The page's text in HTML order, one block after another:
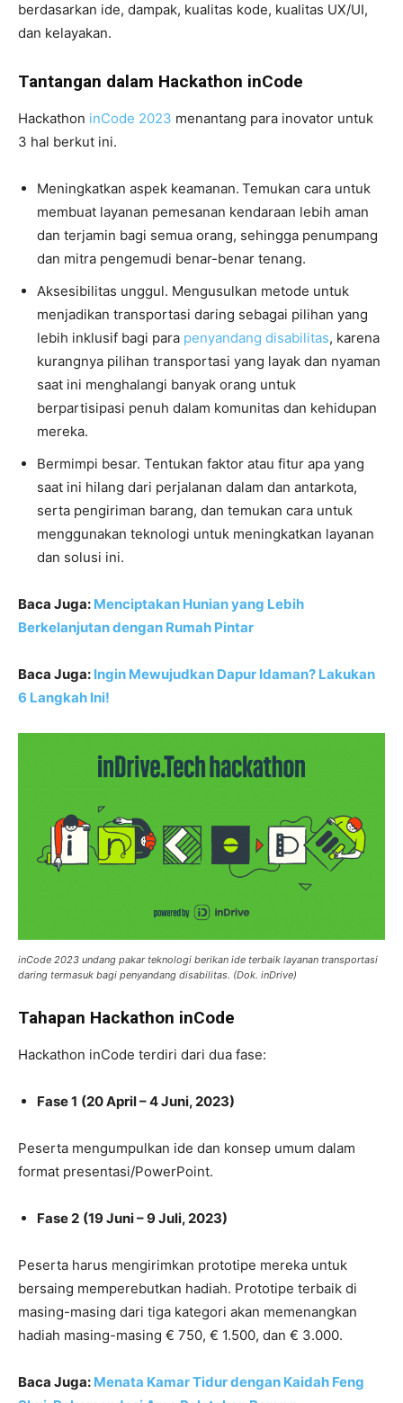
berdasarkan ide, dampak, kualitas kode, kualitas UX/UI,
dan kelayakan.
Tantangan dalam Hackathon inCode
Hackathon inCode 2023 menantang para inovator untuk
3 hal berkut ini.
Meningkatkan aspek keamanan. Temukan cara untuk
membuat layanan pemesanan kendaraan lebih aman
dan terjamin bagi semua orang, sehingga penumpang
dan mitra pengemudi benar-benar tenang.
Aksesibilitas unggul. Mengusulkan metode untuk
menjadikan transportasi daring sebagai pilihan yang
lebih inklusif bagi para penyandang disabilitas, karena
kurangnya pilihan transportasi yang layak dan nyaman
saat ini menghalangi banyak orang untuk
berpartisipasi penuh dalam komunitas dan kehidupan
mereka.
Bermimpi besar. Tentukan faktor atau fitur apa yang
saat ini hilang dari perjalanan dalam dan antarkota,
serta pengiriman barang, dan temukan cara untuk
menggunakan teknologi untuk meningkatkan layanan
dan solusi ini.
Baca Juga: Menciptakan Hunian yang Lebih
Berkelanjutan dengan Rumah Pintar
Baca Juga: Ingin Mewujudkan Dapur Idaman? Lakukan
6 Langkah Ini!
inCode 2023 undang pakar teknologi berikan ide terbaik layanan transportasi
daring termasuk bagi penyandang disabilitas. (Dok. inDrive)
Tahapan Hackathon inCode
Hackathon inCode terdiri dari dua fase:
Fase 1 (20 April – 4 Juni, 2023)
Peserta mengumpulkan ide dan konsep umum dalam
format presentasi/PowerPoint.
Fase 2 (19 Juni – 9 Juli, 2023)
Peserta harus mengirimkan prototipe mereka untuk
bersaing memperebutkan hadiah. Prototipe terbaik di
masing-masing dari tiga kategori akan memenangkan
hadiah masing-masing € 750, € 1.500, dan € 3.000.
Baca Juga: Menata Kamar Tidur dengan Kaidah Feng